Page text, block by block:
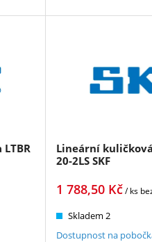
Lineární
20-2LS SKF
1 788,50 Kč/ ks
Skladem 2
Dostupnost na